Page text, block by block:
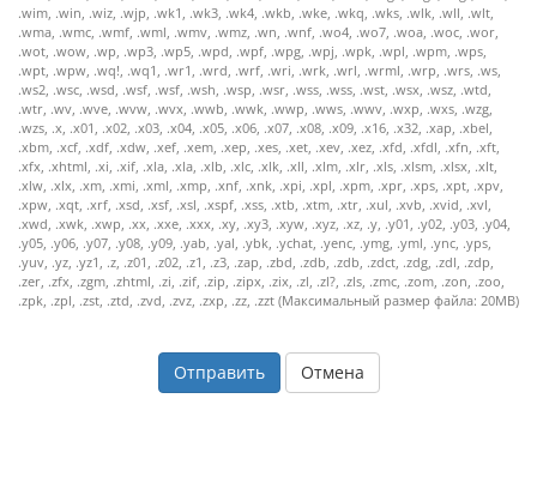
Отмена